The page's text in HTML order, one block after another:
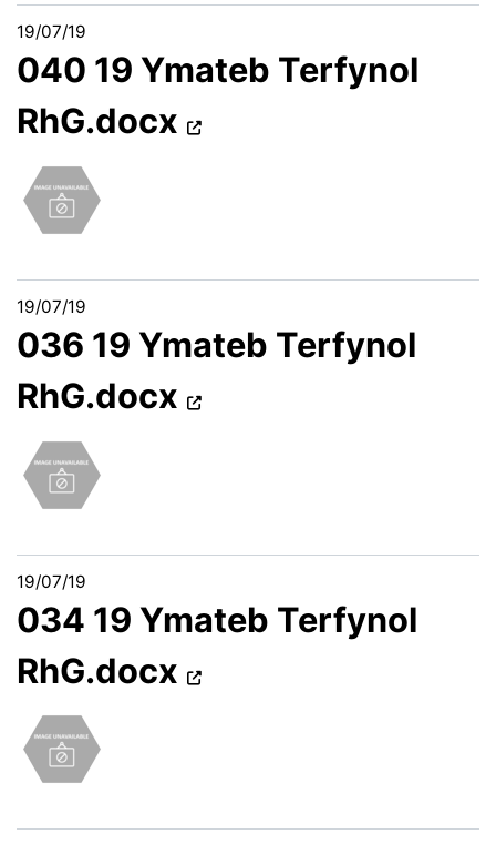
19/07/19
040 19 Ymateb Terfynol
RhG.docx
19/07/19
036 19 Ymateb Terfynol
RhG.docx
19/07/19
034 19 Ymateb Terfynol
RhG.docx